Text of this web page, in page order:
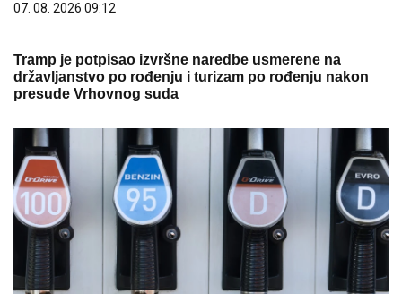
07. 08. 2026 09:12
Tramp je potpisao izvršne naredbe usmerene na
državljanstvo po rođenju i turizam po rođenju nakon
presude Vrhovnog suda